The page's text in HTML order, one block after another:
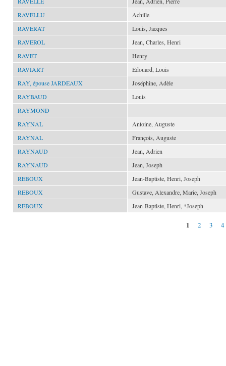
RAVELLU
Achille
RAVERAT
Louis, Jacques
RAVEROL
Jean, Charles, Henri
RAVET
Henry
RAVIART
Édouard, Louis
RAY, épouse JARDEAUX
Joséphine, Adèle
RAYBAUD
Louis
RAYMOND
RAYNAL
Antoine, Auguste
RAYNAL
François, Auguste
RAYNAUD
Jean, Adrien
RAYNAUD
Jean, Joseph
REBOUX
Jean-Baptiste, Henri, Joseph
REBOUX
Gustave, Alexandre, Marie, Joseph
REBOUX
Jean-Baptiste, Henri, *Joseph
1 2 3 4